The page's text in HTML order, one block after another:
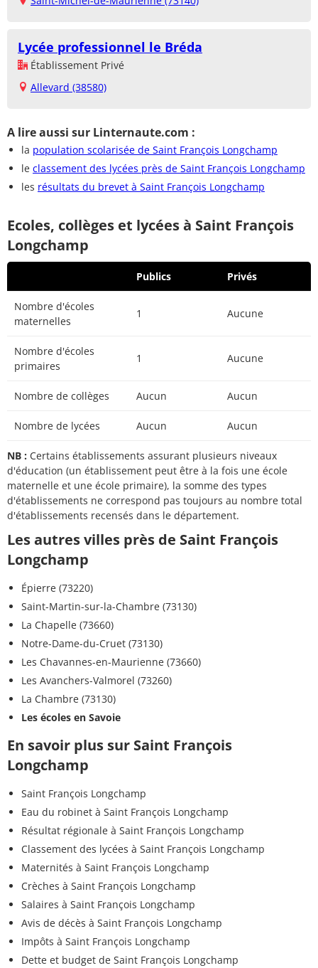
Lycée professionnel le Bréda
Établissement Privé
Allevard (38580)
A lire aussi sur Linternaute.com :
la population scolarisée de Saint François Longchamp
le classement des lycées près de Saint François Longchamp
les résultats du brevet à Saint François Longchamp
Ecoles, collèges et lycées à Saint François
Longchamp
Publics Privés
Nombre d'écoles
maternelles
1 Aucune
Nombre d'écoles
primaires
1 Aucune
Nombre de collèges Aucun Aucun
Nombre de lycées Aucun Aucun
NB : Certains établissements assurant plusieurs niveaux
d'éducation (un établissement peut être à la fois une école
maternelle et une école primaire), la somme des types
d'établissements ne correspond pas toujours au nombre total
d'établissements recensés dans le département.
Les autres villes près de Saint François
Longchamp
Épierre (73220)
Saint-Martin-sur-la-Chambre (73130)
La Chapelle (73660)
Notre-Dame-du-Cruet (73130)
Les Chavannes-en-Maurienne (73660)
Les Avanchers-Valmorel (73260)
La Chambre (73130)
Les écoles en Savoie
En savoir plus sur Saint François
Longchamp
Saint François Longchamp
Eau du robinet à Saint François Longchamp
Résultat régionale à Saint François Longchamp
Classement des lycées à Saint François Longchamp
Maternités à Saint François Longchamp
Crèches à Saint François Longchamp
Salaires à Saint François Longchamp
Avis de décès à Saint François Longchamp
Impôts à Saint François Longchamp
Dette et budget de Saint François Longchamp